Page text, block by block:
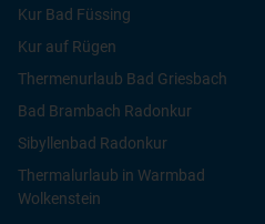
Kur Bad Füssing
Kur auf Rügen
Thermenurlaub Bad Griesbach
Bad Brambach Radonkur
Sibyllenbad Radonkur
Thermalurlaub in Warmbad
Wolkenstein